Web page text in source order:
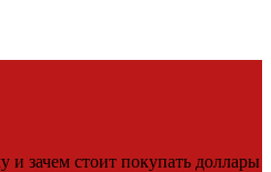
зачем стоит покупать доллары